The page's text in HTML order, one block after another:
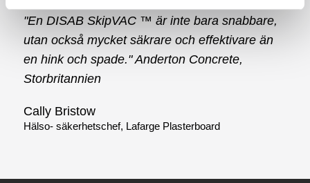
"En DISAB SkipVAC ™ är inte bara snabbare,
utan också mycket säkrare och effektivare än
en hink och spade." Anderton Concrete,
Storbritannien
Cally Bristow
Hälso- säkerhetschef, Lafarge Plasterboard